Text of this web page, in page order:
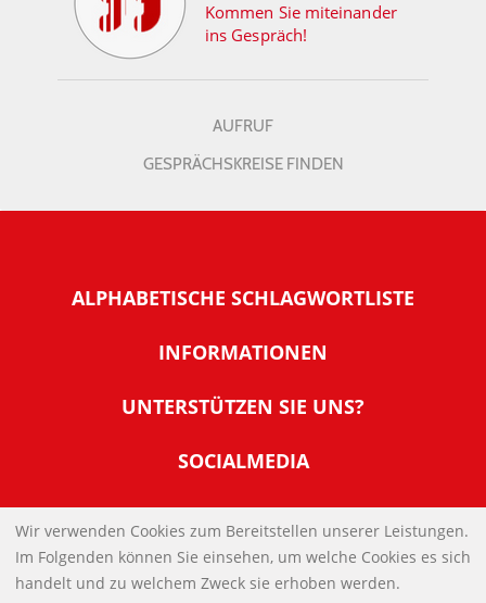
Kommen Sie miteinander
ins Gespräch!
AUFRUF
GESPRÄCHSKREISE FINDEN
ALPHABETISCHE SCHLAGWORTLISTE
INFORMATIONEN
Warum NachDenkSeiten
Tipps zur Nutzung der NachDenkSeiten
Banner und E-Mail-Signaturen
Links
Kontakt
UNTERSTÜTZEN SIE UNS?
Werden Sie Fördermitglied
Spenden Sie Online
SOCIALMEDIA
IMPRESSUM
DATENSCHUTZERKLÄRUNG
Wir verwenden Cookies zum Bereitstellen unserer Leistungen.
Im Folgenden können Sie einsehen, um welche Cookies es sich
handelt und zu welchem Zweck sie erhoben werden.